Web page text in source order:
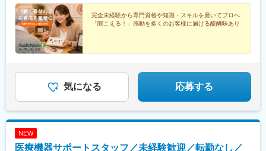
明石店／大久保店【アクセスについて】各店舗へのアクセスは、
以下URLをご参照ください。https://www.audionova.co.jp/shoplist/
【本社】〒140-0002東京都品川区東品川2-5-8 天王洲パークサイ
ドビル11Fりんかい線／東京モノレール「天王洲アイル駅」より徒
歩1分
塚駅、緑町駅、大宮駅(埼玉県)、新越谷駅、蒲生四丁目駅、古川橋
駅、都島駅、天王寺駅、塚口駅(阪急線)、西宮駅(ＪＲ線)、六甲道
駅、明石駅、大久保駅(兵庫県)、香春口三萩野駅、八幡駅(福岡
県)、藤崎駅(福岡県)、大橋駅(福岡県)、大牟田駅、通町筋駅、中津
駅(大分県)、大分駅、市役所前駅(鹿児島県)、京王八王子駅、浅草
駅、西日暮里駅、代官山駅、桜台駅(東京都)、西永福駅、松原駅
(東京都)、多磨霊園駅、京王多摩センター駅、立川駅、神奈川駅、
海老名駅(相鉄・小田急)、小田原駅、南越谷駅、野江駅、門真市
駅、天王寺駅前駅、西宮駅、六甲駅、山陽明石駅、片野駅、水道
町駅、水族館口駅、本所吾妻橋駅、小伝馬町駅、芝公園駅、巣鴨
駅、新在家駅、熊本城・市役所前駅、朝日通駅
完全未経験から専門資格や知識・スキルを磨いてプロへ
「聞こえる！」感動を多くのお客様に届ける醍醐味あり
気になる 応募する
NEW
医療機器サポートスタッフ／未経験歓迎／転勤なし／